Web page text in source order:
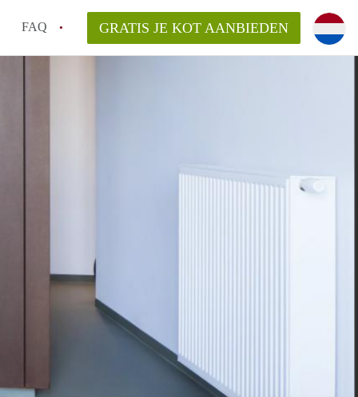
FAQ GRATIS JE KOT AANBIEDEN